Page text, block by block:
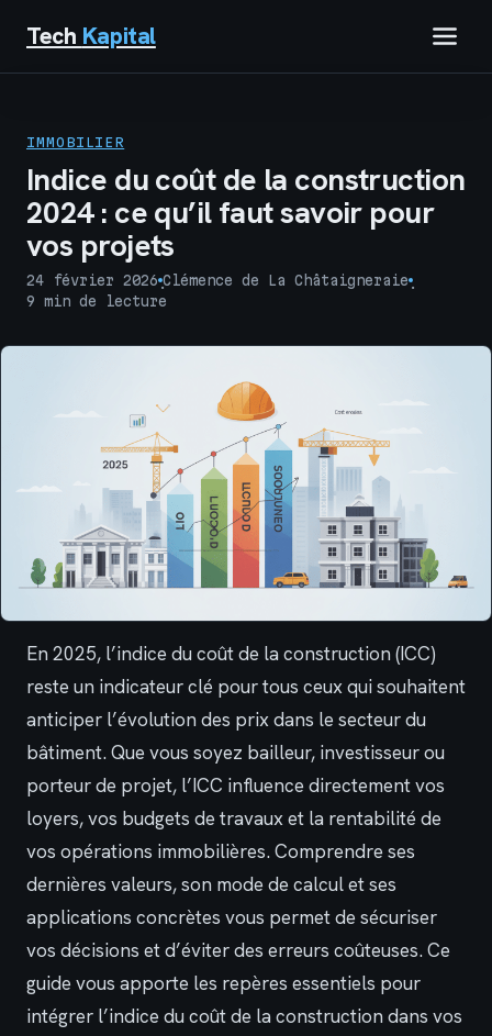
Tech Kapital
BUSINESS
MARKETING
IMMOBILIER
Indice du coût de la construction
2024 : ce qu’il faut savoir pour
vos projets
24 février 2026
·
Clémence de La Châtaigneraie
·
9 min de lecture
En 2025, l’indice du coût de la construction (ICC)
reste un indicateur clé pour tous ceux qui souhaitent
anticiper l’évolution des prix dans le secteur du
bâtiment. Que vous soyez bailleur, investisseur ou
porteur de projet, l’ICC influence directement vos
loyers, vos budgets de travaux et la rentabilité de
vos opérations immobilières. Comprendre ses
dernières valeurs, son mode de calcul et ses
applications concrètes vous permet de sécuriser
vos décisions et d’éviter des erreurs coûteuses. Ce
guide vous apporte les repères essentiels pour
intégrer l’indice du coût de la construction dans vos